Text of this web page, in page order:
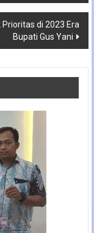
Prioritas di 2023 Era
Bupati Gus Yani